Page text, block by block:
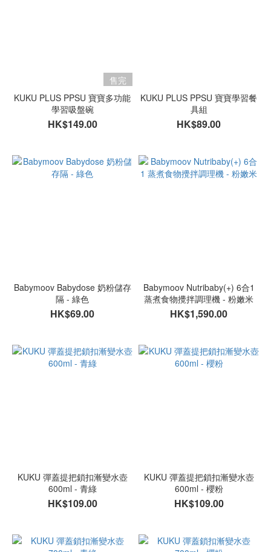
售完
KUKU PLUS PPSU 寶寶多功能
學習吸盤碗
HK$149.00
KUKU PLUS PPSU 寶寶學習餐
具組
HK$89.00
Babymoov Babydose 奶粉儲存
隔 - 綠色
HK$69.00
Babymoov Nutribaby(+) 6合1
蒸煮食物攪拌調理機 - 粉嫩米
HK$1,590.00
KUKU 彈蓋提把鎖扣漸變水壺
600ml - 青綠
HK$109.00
KUKU 彈蓋提把鎖扣漸變水壺
600ml - 櫻粉
HK$109.00